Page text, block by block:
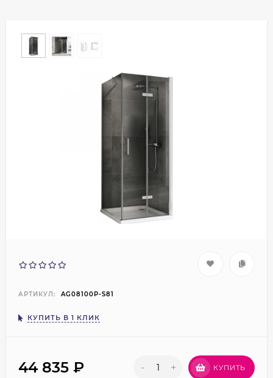
АРТИКУЛ: AG08100P-S81
КУПИТЬ В 1 КЛИК
44 835 ₽ - + КУПИТЬ